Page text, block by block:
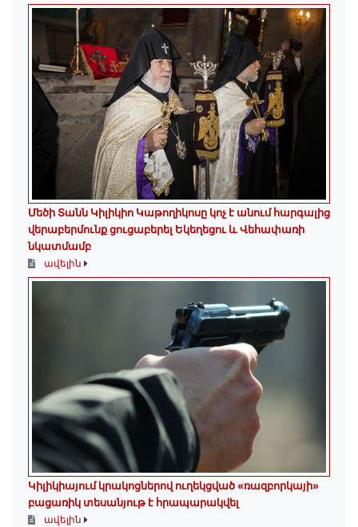
Մեծի Տանն Կիլիկիո Կաթողիկոսը կոչ է անում հարգալից
վերաբերմունք ցուցաբերել Եկեղեցու և Վեհափառի
նկատմամբ
ավելին
Կիլիկիայում կրակոցներով ուղեկցված «ռազբորկայի»
բացառիկ տեսանյութ է հրապարակվել
ավելին